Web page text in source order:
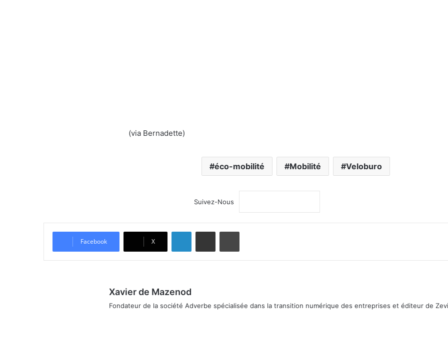
(via Bernadette)
éco-mobilité Mobilité Veloburo
Suivez-Nous
Facebook X
Xavier de Mazenod
Fondateur de la société Adverbe spécialisée dans la transition numérique des entreprises et éditeur de